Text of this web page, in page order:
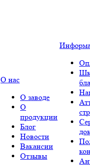
О нас
О заводе
О
продукции
Блог
Новости
Вакансии
Отзывы